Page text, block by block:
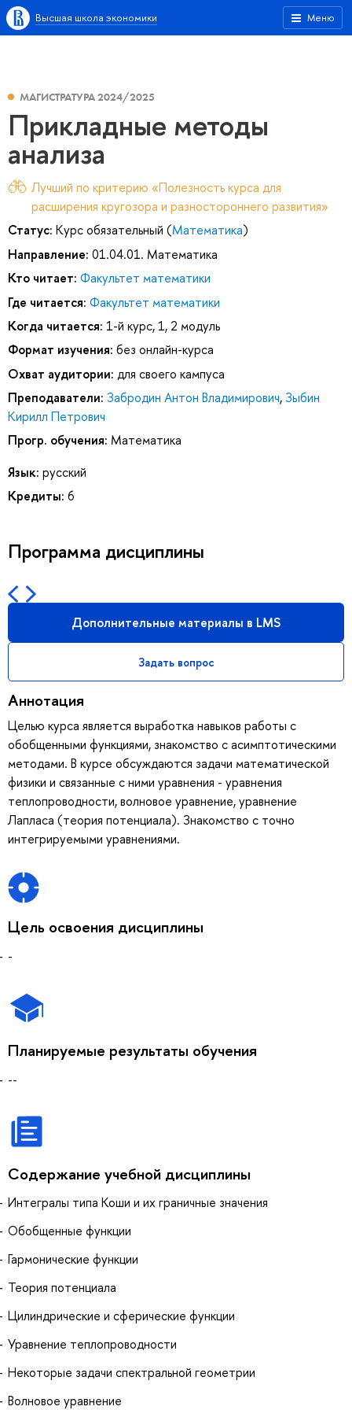
Меню
Высшая школа экономики
МАГИСТРАТУРА 2024/2025
Прикладные методы
анализа
Лучший по критерию «Полезность курса для
расширения кругозора и разностороннего развития»
Статус: Курс обязательный (Математика)
Направление: 01.04.01. Математика
Кто читает: Факультет математики
Где читается: Факультет математики
Когда читается: 1-й курс, 1, 2 модуль
Формат изучения: без онлайн-курса
Охват аудитории: для своего кампуса
Преподаватели: Забродин Антон Владимирович, Зыбин
Кирилл Петрович
Прогр. обучения: Математика
Язык: русский
Кредиты: 6
Программа дисциплины
Дополнительные материалы в LMS
Задать вопрос
Аннотация
Целью курса является выработка навыков работы с
обобщенными функциями, знакомство с асимптотическими
методами. В курсе обсуждаются задачи математической
физики и связанные с ними уравнения - уравнения
теплопроводности, волновое уравнение, уравнение
Лапласа (теория потенциала). Знакомство с точно
интегрируемыми уравнениями.
Цель освоения дисциплины
-
Планируемые результаты обучения
--
Содержание учебной дисциплины
Интегралы типа Коши и их граничные значения
Обобщенные функции
Гармонические функции
Теория потенциала
Цилиндрические и сферические функции
Уравнение теплопроводности
Некоторые задачи спектральной геометрии
Волновое уравнение